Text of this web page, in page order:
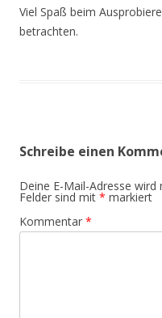
Viel Spaß beim
betrachten.
Schreibe einen
Deine E-Mail-Adresse
Felder sind mit * markiert
Kommentar *